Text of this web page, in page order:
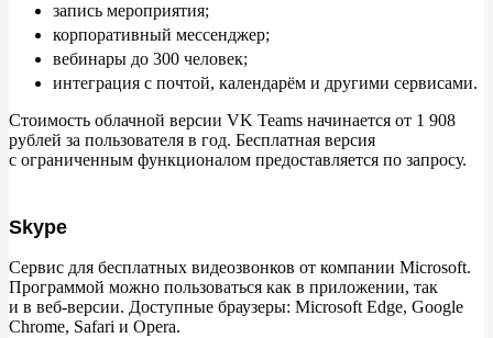
запись мероприятия;
корпоративный мессенджер;
вебинары до 300 человек;
интеграция с почтой, календарём и другими сервисами.
Стоимость облачной версии VK Teams начинается от 1 908
рублей за пользователя в год. Бесплатная версия
с ограниченным функционалом предоставляется по запросу.
Skype
Сервис для бесплатных видеозвонков от компании Microsoft.
Программой можно пользоваться как в приложении, так
и в веб-версии. Доступные браузеры: Microsoft Edge, Google
Chrome, Safari и Opera.